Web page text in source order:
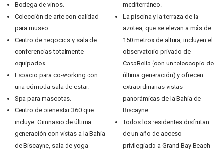
Bodega de vinos.
Colección de arte con calidad
para museo.
Centro de negocios y sala de
conferencias totalmente
equipados.
Espacio para co-working con
una cómoda sala de estar.
Spa para mascotas.
Centro de bienestar 360 que
incluye: Gimnasio de última
generación con vistas a la Bahía
de Biscayne, sala de yoga
mediterráneo.
La piscina y la terraza de la
azotea, que se elevan a más de
150 metros de altura, incluyen el
observatorio privado de
CasaBella (con un telescopio de
última generación) y ofrecen
extraordinarias vistas
panorámicas de la Bahía de
Biscayne.
Todos los residentes disfrutan
de un año de acceso
privilegiado a Grand Bay Beach